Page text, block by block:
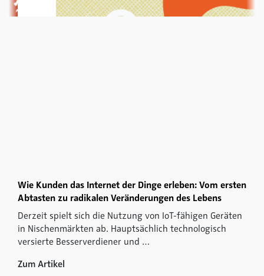
Wie Kunden das Internet der Dinge erleben: Vom ersten
Abtasten zu radikalen Veränderungen des Lebens
Derzeit spielt sich die Nutzung von IoT-fähigen Geräten
in Nischenmärkten ab. Hauptsächlich technologisch
versierte Besserverdiener und …
Zum Artikel